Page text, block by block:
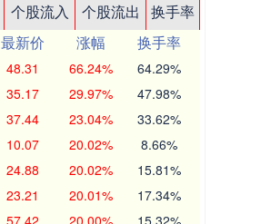
个股流入 个股流出
换手率
最新价 涨幅
换手率
48.31 66.24% 64.29%
35.17 29.97% 47.98%
37.44 23.04% 33.62%
10.07 20.02% 8.66%
24.88 20.02% 15.81%
23.21 20.01% 17.34%
57.42 20.00% 15.32%